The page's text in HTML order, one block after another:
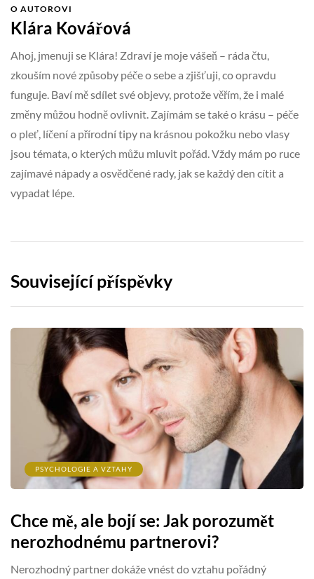
O AUTOROVI
Klára Kovářová
Ahoj, jmenuji se Klára! Zdraví je moje vášeň – ráda čtu,
zkouším nové způsoby péče o sebe a zjišťuji, co opravdu
funguje. Baví mě sdílet své objevy, protože věřím, že i malé
změny můžou hodně ovlivnit. Zajímám se také o krásu – péče
o pleť, líčení a přírodní tipy na krásnou pokožku nebo vlasy
jsou témata, o kterých můžu mluvit pořád. Vždy mám po ruce
zajímavé nápady a osvědčené rady, jak se každý den cítit a
vypadat lépe.
Související příspěvky
PSYCHOLOGIE A VZTAHY
Chce mě, ale bojí se: Jak porozumět
nerozhodnému partnerovi?
Nerozhodný partner dokáže vnést do vztahu pořádný